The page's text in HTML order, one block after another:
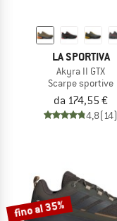
LA SPORTIVA
Akyra II GTX
Scarpe sportive
da 174,55 €
4,8(14)
fino al 35%